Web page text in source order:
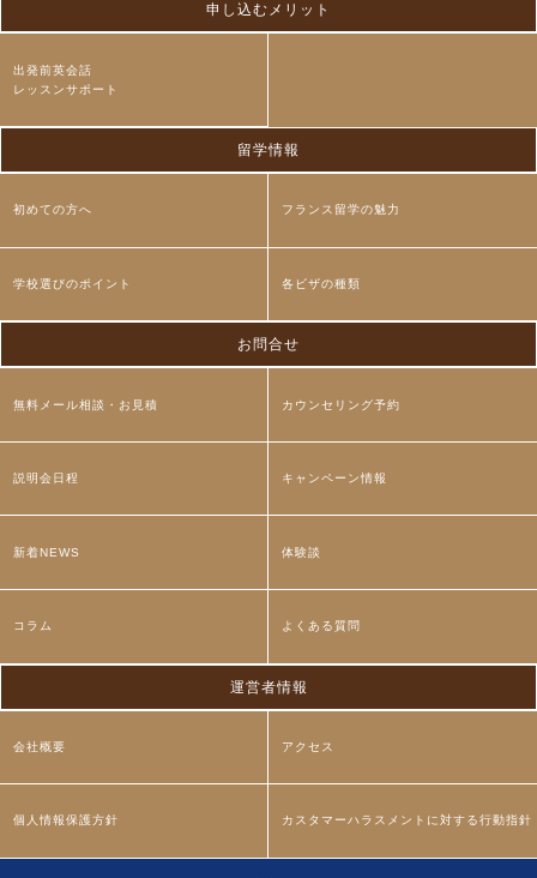
申し込むメリット
出発前英会話
レッスンサポート
留学情報
初めての方へ フランス留学の魅力
学校選びのポイント 各ビザの種類
お問合せ
無料メール相談・お見積 カウンセリング予約
説明会日程 キャンペーン情報
新着NEWS 体験談
コラム よくある質問
運営者情報
会社概要 アクセス
個人情報保護方針 カスタマーハラスメントに対する行動指針